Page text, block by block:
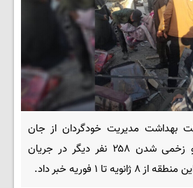
بهداشت مدیریت خودگردان از جان
باختن ۴۱ غیرنظامی و زخمی شدن ۲۵۸ نفر دیگر در جریان
تا ۱ فوریه خبر داد.